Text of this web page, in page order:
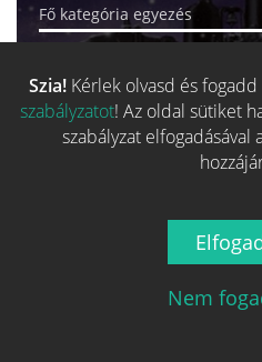
Fő kategória egyezés
Kategória egyezés
Mechanizmus egyezés
Szia! Kérlek olvasd és fogadd
szabályzatot! Az oldal sütiket
szabályzat elfogadásával
Nem